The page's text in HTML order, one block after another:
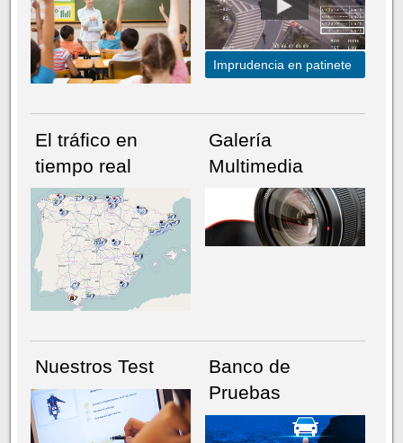
NÚMERO ACTUALHEMEROTECA
Imprudencia en patinete
El tráfico en
tiempo real
Galería
Multimedia
Nuestros Test
Banco de
Pruebas